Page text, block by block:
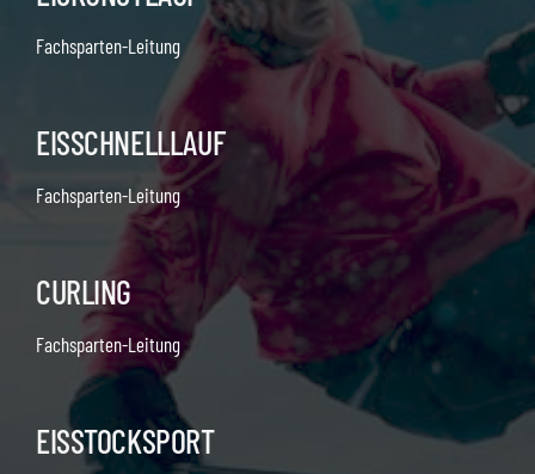
Fachsparten-Leitung
EISSCHNELLLAUF
Fachsparten-Leitung
CURLING
Fachsparten-Leitung
EISSTOCKSPORT